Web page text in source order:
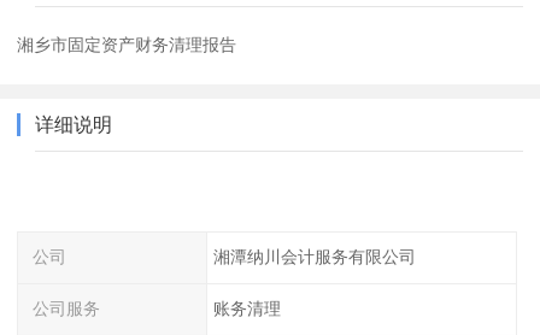
湘乡市固定资产财务清理报告
详细说明
公司 湘潭纳川会计服务有限公司
公司服务 账务清理